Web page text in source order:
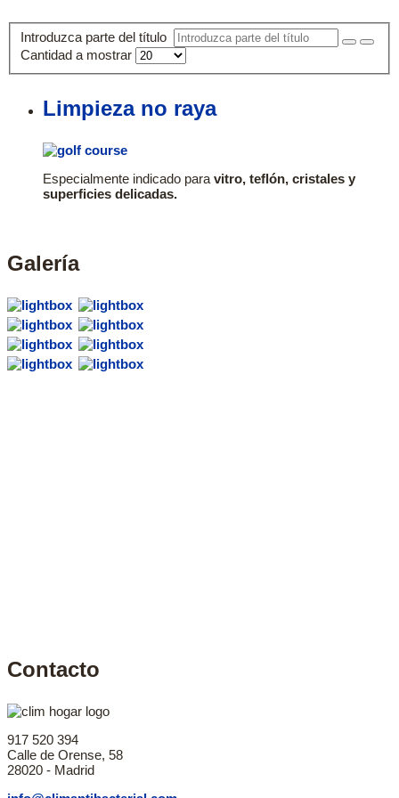
Introduzca parte del título
Cantidad a mostrar
Limpieza no raya
Especialmente indicado para vitro, teflón, cristales y
superficies delicadas.
Galería
Contacto
917 520 394
Calle de Orense, 58
28020 - Madrid